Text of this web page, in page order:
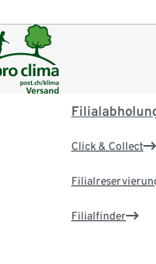
Click & Collect
Filialfinder